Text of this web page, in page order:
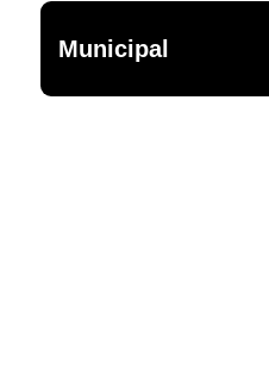
Municipal